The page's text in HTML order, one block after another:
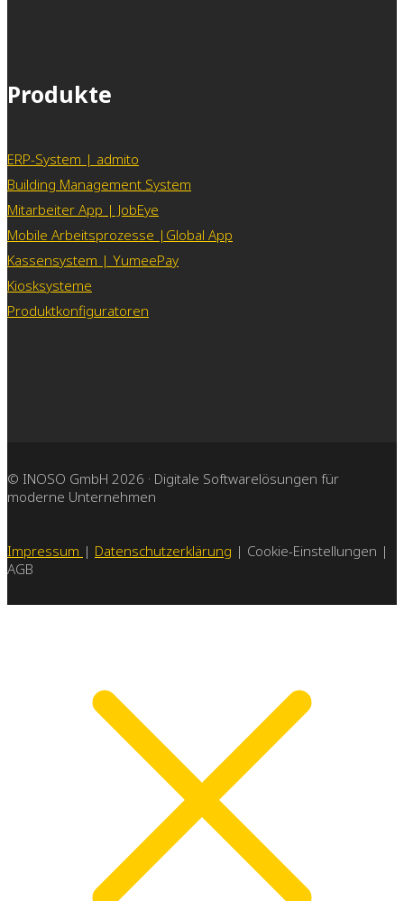
Produkte
ERP-System | admito
Building Management System
Mitarbeiter App | JobEye
Mobile Arbeitsprozesse |Global App
Kassensystem | YumeePay
Kiosksysteme
Produktkonfiguratoren
© INOSO GmbH 2026 · Digitale Softwarelösungen für
moderne Unternehmen
Impressum | Datenschutzerklärung | Cookie-Einstellungen |
AGB